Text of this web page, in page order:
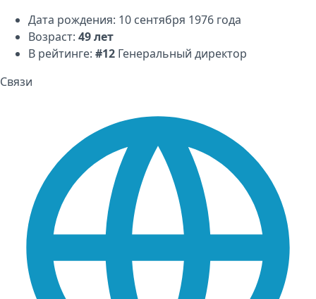
Дата рождения: 10 сентября 1976 года
Возраст: 49 лет
В рейтинге: #12 Генеральный директор
Связи